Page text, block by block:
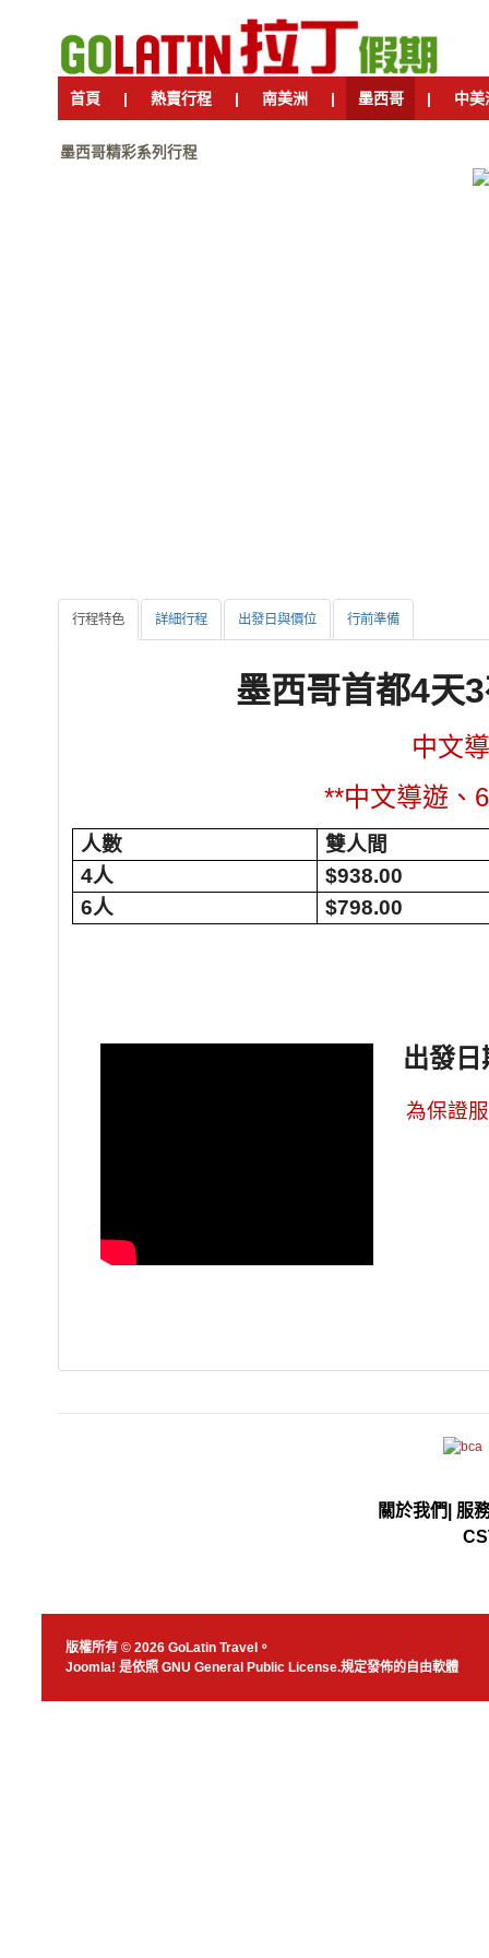
首頁 | 熱賣行程 | 南美洲 | 墨西哥 | 中美
墨西哥精彩系列行程
行程特色 詳細行程 出發日與價位 行前準備
墨西哥首都4天
中文
**中文導遊、
人數
雙人間
4人
$938.00
6人 $798.00
出發
為保證
關於我們
服
版權所有 © 2026 GoLatin Travel。
Joomla! 是依照 GNU General Public License.規定發佈的自由軟體